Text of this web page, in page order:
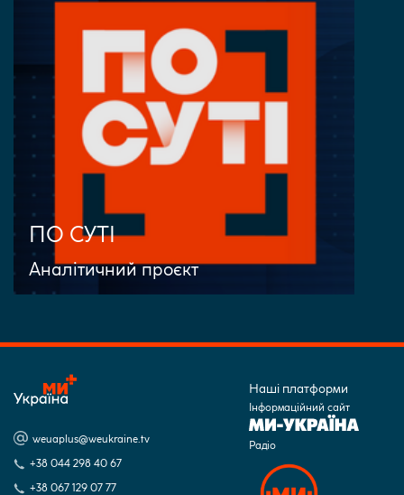
ПО СУТІ
Аналітичний проєкт
Наші платформи
Інформаційний сайт
Радіо
weuaplus@weukraine.tv
+38 044 298 40 67
+38 067 129 07 77